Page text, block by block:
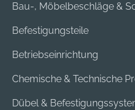
Bau-, Möbelbeschläge &
Befestigungsteile
Betriebseinrichtung
Chemische & Technische
Dübel &